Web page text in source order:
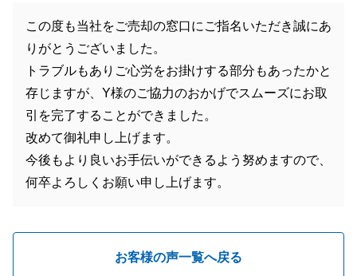
この度も当社をご売却の窓口にご指名いただき誠にあ
りがとうございました。
トラブルもありご心労をお掛けする部分もあったかと
存じますが、Y様のご協力のおかげでスムーズにお取
引を完了することができました。
改めて御礼申し上げます。
今後もより良いお手伝いができるよう努めますので、
何卒よろしくお願い申し上げます。
お客様の声一覧へ戻る